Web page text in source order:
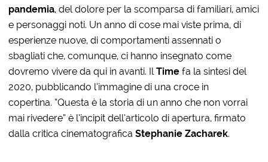
pandemia, del dolore per la scomparsa di familiari, amici
e personaggi noti. Un anno di cose mai viste prima, di
esperienze nuove, di comportamenti assennati o
sbagliati che, comunque, ci hanno insegnato come
dovremo vivere da qui in avanti. IlTimefa la sintesi del
2020, pubblicando l’immagine di una croce in
copertina. “Questa è la storia di un anno che non vorrai
mai rivedere” è l’incipit dell’articolo di apertura, firmato
dalla critica cinematograficaStephanie Zacharek.